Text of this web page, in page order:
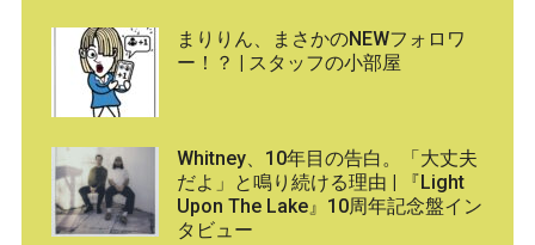
まりりん、まさかのNEWフォロワ
ー！？ | スタッフの小部屋
Whitney、10年目の告白。「大丈夫
だよ」と鳴り続ける理由 | 『Light
Upon The Lake』10周年記念盤イン
タビュー